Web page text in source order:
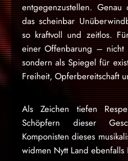
entgegenzustellen.
das scheinbar
so kraftvoll und zeitlos.
einer Offenbarung – nicht
sondern als Spiegel für
Freiheit, Opferbereitschaft
Als Zeichen tiefen
Schöpfern dieser
Komponisten dieses
widmen Nytt Land